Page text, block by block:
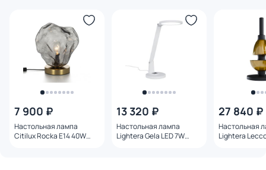
7 900 ₽
Настольная лампа
Citilux Rocka Е14 40W
13 320 ₽
Настольная лампа
Lightera Gela LED 7W
27 840 ₽
Настольная
Lightera